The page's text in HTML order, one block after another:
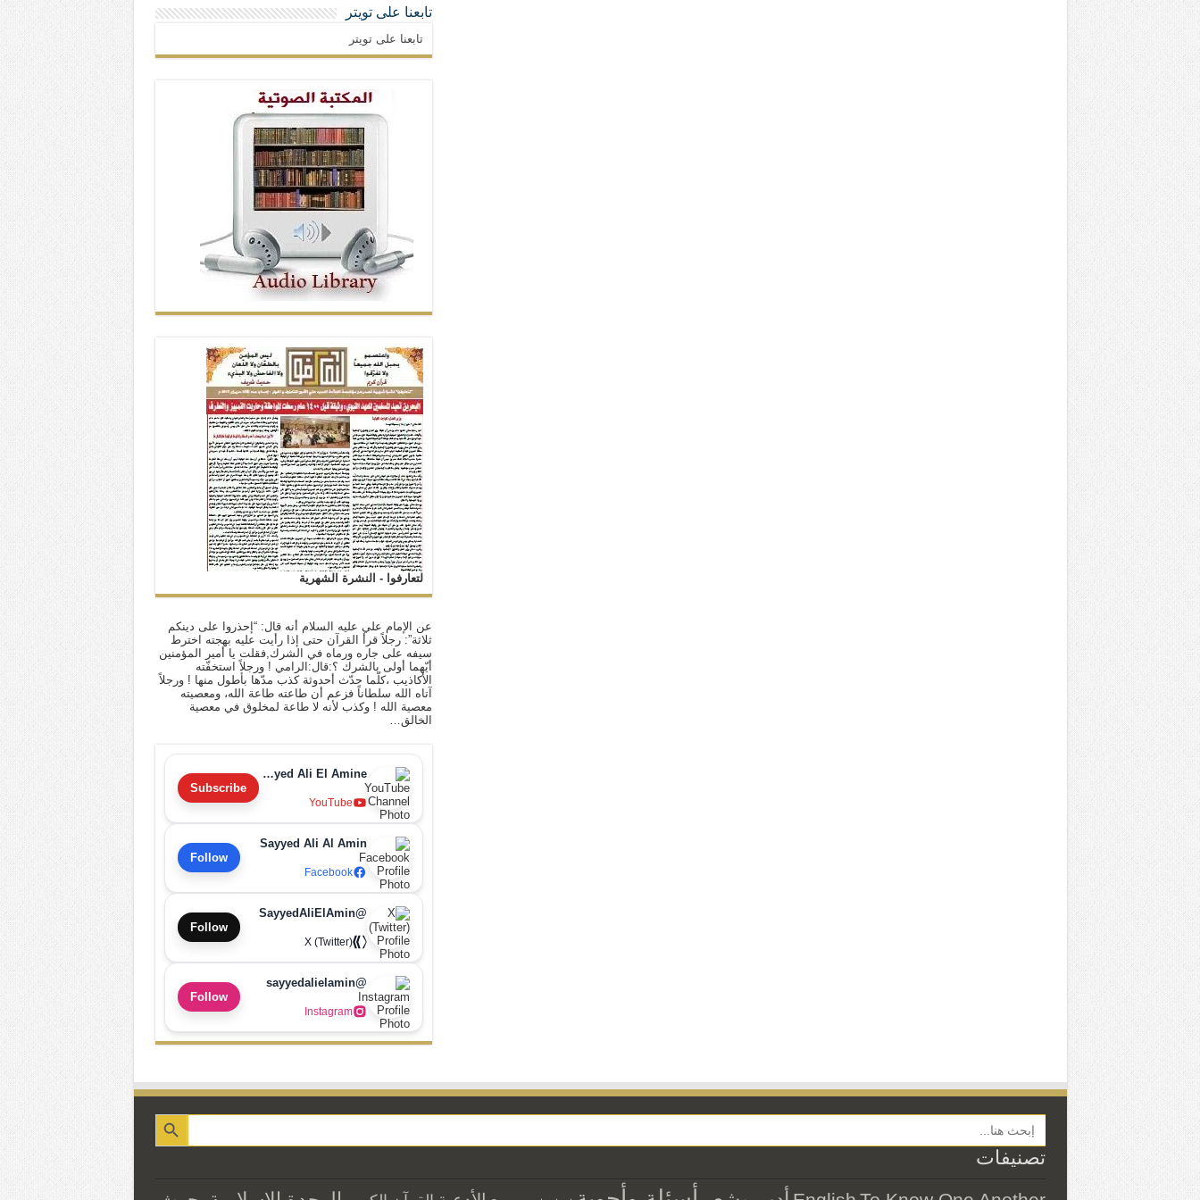
تابعنا على تويتر
تابعنا على تويتر
لتعارفوا - النشرة الشهرية
عن الإمام علي عليه السلام أنه قال: “إحذروا على دينكم
ثلاثة”: رجلاً قرأ القرآن حتى إذا رأيت عليه بهجته اخترط
سيفه على جاره ورماه في الشرك,فقلت يا أمير المؤمنين
أيّهما أولى بالشرك ؟:قال:الرامي ! ورجلاً استخفّته
الأكاذيب ،كلّما حدّث أحدوثة كذب مدّها بأطول منها ! ورجلاً
آتاه الله سلطاناً فزعم أن طاعته طاعة الله، ومعصيته
معصية الله ! وكذب لأنه لا طاعة لمخلوق في معصية
الخالق…
Sayyed Ali El Amine
YouTube
Subscribe
Sayyed Ali Al Amin
Facebook
Follow
@SayyedAliElAmin
X (Twitter)
Follow
@sayyedalielamin
Instagram
Follow
Search Button
تصنيفات